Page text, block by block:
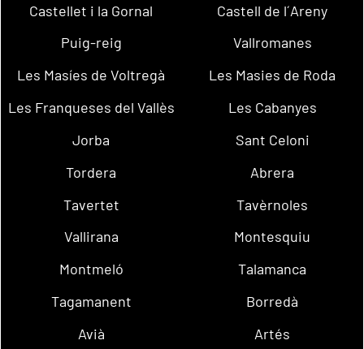
Castellet i la Gornal
Castell de l´Areny
Puig-reig
Vallromanes
Les Masíes de Voltregà
Les Masies de Roda
Les Franqueses del Vallès
Les Cabanyes
Jorba
Sant Celoni
Tordera
Abrera
Tavertet
Tavèrnoles
Vallirana
Montesquiu
Montmeló
Talamanca
Tagamanent
Borredà
Avià
Artés